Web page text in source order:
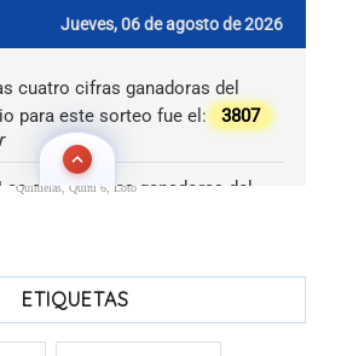
Quinielas, Quini 6, Loto
ETIQUETAS